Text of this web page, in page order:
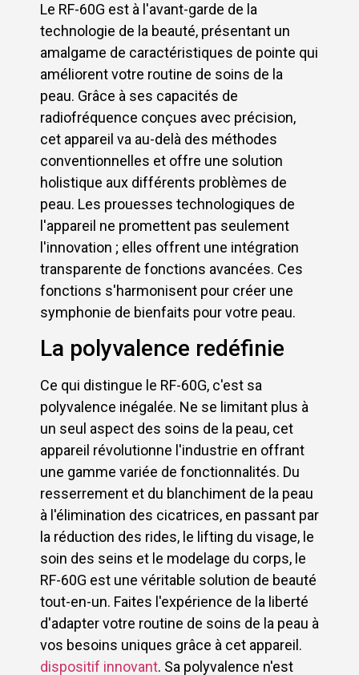
Le RF-60G est à l'avant-garde de la
technologie de la beauté, présentant un
amalgame de caractéristiques de pointe qui
améliorent votre routine de soins de la
peau. Grâce à ses capacités de
radiofréquence conçues avec précision,
cet appareil va au-delà des méthodes
conventionnelles et offre une solution
holistique aux différents problèmes de
peau. Les prouesses technologiques de
l'appareil ne promettent pas seulement
l'innovation ; elles offrent une intégration
transparente de fonctions avancées. Ces
fonctions s'harmonisent pour créer une
symphonie de bienfaits pour votre peau.
La polyvalence redéfinie
Ce qui distingue le RF-60G, c'est sa
polyvalence inégalée. Ne se limitant plus à
un seul aspect des soins de la peau, cet
appareil révolutionne l'industrie en offrant
une gamme variée de fonctionnalités. Du
resserrement et du blanchiment de la peau
à l'élimination des cicatrices, en passant par
la réduction des rides, le lifting du visage, le
soin des seins et le modelage du corps, le
RF-60G est une véritable solution de beauté
tout-en-un. Faites l'expérience de la liberté
d'adapter votre routine de soins de la peau à
vos besoins uniques grâce à cet appareil.
dispositif innovant. Sa polyvalence n'est